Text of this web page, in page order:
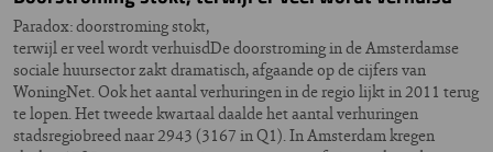
Paradox: doorstroming stokt,
terwijl er veel wordt verhuisdDe doorstroming in de Amsterdamse
sociale huursector zakt dramatisch, afgaande op de cijfers van
WoningNet. Ook het aantal verhuringen in de regio lijkt in 2011 terug
te lopen. Het tweede kwartaal daalde het aantal verhuringen
stadsregiobreed naar 2943 (3167 in Q1). In Amsterdam kregen